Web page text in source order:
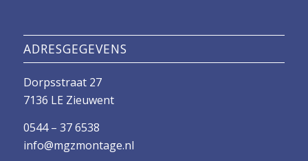
ADRESGEGEVENS
Dorpsstraat 27
7136 LE Zieuwent
0544 – 37 6538
info@mgzmontage.nl